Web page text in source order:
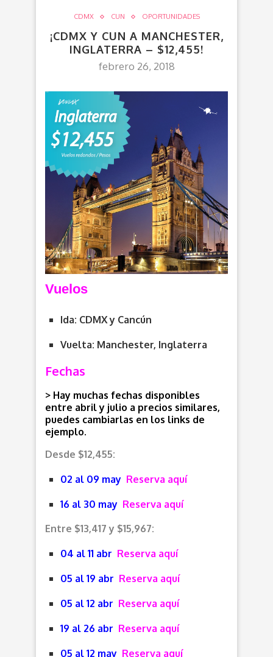
CDMX CUN OPORTUNIDADES
¡CDMX Y CUN A MANCHESTER,
INGLATERRA – $12,455!
febrero 26, 2018
Vuelos
Ida: CDMX y Cancún
Vuelta: Manchester, Inglaterra
Fechas
> Hay muchas fechas disponibles
entre abril y julio a precios similares,
puedes cambiarlas en los links de
ejemplo.
Desde $12,455:
02 al 09 may Reserva aquí
16 al 30 may Reserva aquí
Entre $13,417 y $15,967:
04 al 11 abr Reserva aquí
05 al 19 abr Reserva aquí
05 al 12 abr Reserva aquí
19 al 26 abr Reserva aquí
05 al 12 may Reserva aquí